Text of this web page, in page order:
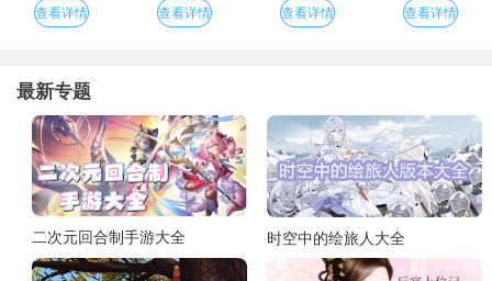
查看详情
查看详情
查看详情
查看详情
最新专题
二次元回合制手游大全 时空中的绘旅人大全